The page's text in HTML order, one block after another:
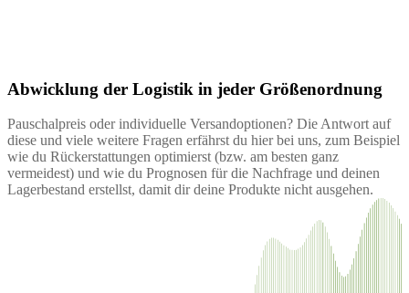
Abwicklung der Logistik in jeder Größenordnung
Pauschalpreis oder individuelle Versandoptionen? Die Antwort auf
diese und viele weitere Fragen erfährst du hier bei uns, zum Beispiel
wie du Rückerstattungen optimierst (bzw. am besten ganz
vermeidest) und wie du Prognosen für die Nachfrage und deinen
Lagerbestand erstellst, damit dir deine Produkte nicht ausgehen.